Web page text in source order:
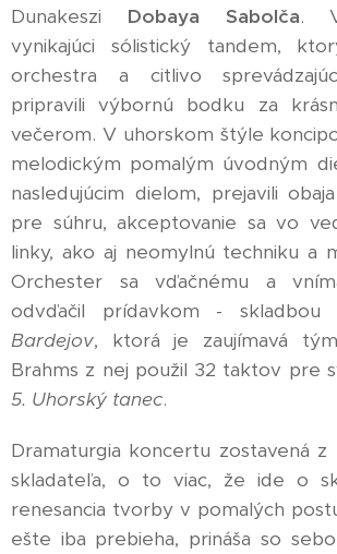
Dunakeszi Dobaya Sabolča.
vynikajúci sólistický tandem,
orchestra a citlivo
pripravili výbornú bodku za
večerom. V uhorskom štýle
melodickým pomalým úvodným
nasledujúcim dielom, prejavili
pre súhru, akceptovanie sa vo
linky, ako aj neomylnú techniku a
Orchester sa vďačnému a
odvďačil prídavkom - skladbou
Bardejov, ktorá je zaujímavá
Brahms z nej použil 32 taktov pre
5. Uhorský tanec.
Dramaturgia koncertu zostavená
skladateľa, o to viac, že ide o
renesancia tvorby v pomalých
ešte iba prebieha, prináša so